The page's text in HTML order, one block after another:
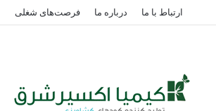
ارتباط با ما درباره ما فرصت‌های شغلی